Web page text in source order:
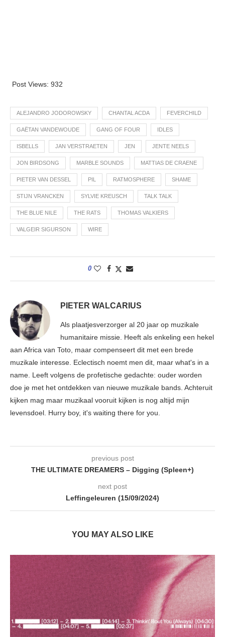
Post Views: 932
ALEJANDRO JODOROWSKY CHANTAL ACDA FEVERCHILD
GAËTAN VANDEWOUDE GANG OF FOUR IDLES
ISBELLS JAN VERSTRAETEN JEN JENTE NEELS
JON BIRDSONG MARBLE SOUNDS MATTIAS DE CRAENE
PIETER VAN DESSEL PIL RATMOSPHERE SHAME
STIJN VRANCKEN SYLVIE KREUSCH TALK TALK
THE BLUE NILE THE RATS THOMAS VALKIERS
VALGEIR SIGURSON WIRE
0
PIETER WALCARIUS
Als plaatjesverzorger al 20 jaar op muzikale
humanitaire missie. Heeft als enkeling een hekel
aan Africa van Toto, maar compenseert dit met een brede
muzikale interesse. Eclectisch noemt men dit, maar what's in a
name. Leeft volgens de profetische gedachte: ouder worden
doe je met het ontdekken van nieuwe muzikale bands. Achteruit
kijken mag maar muzikaal vooruit kijken is nog altijd mijn
levensdoel. Hurry boy, it's waiting there for you.
previous post
THE ULTIMATE DREAMERS – Digging (Spleen+)
next post
Leffingeleuren (15/09/2024)
YOU MAY ALSO LIKE